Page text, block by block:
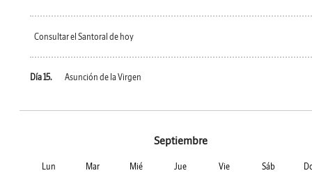
Consultar el Santoral de hoy
Día 15. Asunción de la Virgen
Septiembre
Lun Mar Mié Jue Vie Sáb